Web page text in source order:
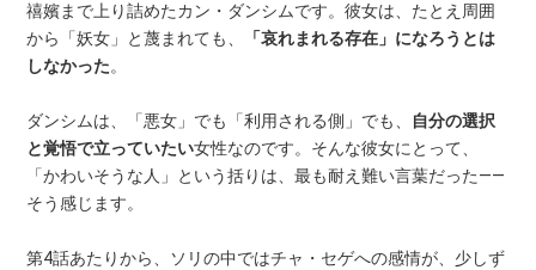
禧嬪まで上り詰めたカン・ダンシムです。彼女は、たとえ周囲
から「妖女」と蔑まれても、
「哀れまれる存在」になろうとは
しなかった。
ダンシムは、「悪女」でも「利用される側」でも、
自分の選択
と覚悟で立っていたい女性なのです。そんな彼女にとって、
「かわいそうな人」という括りは、最も耐え難い言葉だった——
そう感じます。
第4話あたりから、ソリの中ではチャ・セゲへの感情が、少しず